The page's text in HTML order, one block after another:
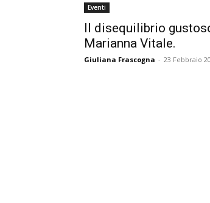
Eventi
Il disequilibrio
Marianna Vitale.
Giuliana Frascogna - 23 Febbraio